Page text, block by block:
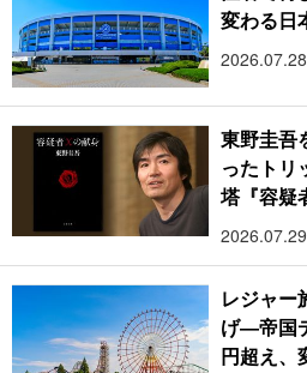
変わる日
2026.07.28
東野圭吾
ったトリ
塔『容疑
2026.07.29
レジャー
げ―帝国
円超え、